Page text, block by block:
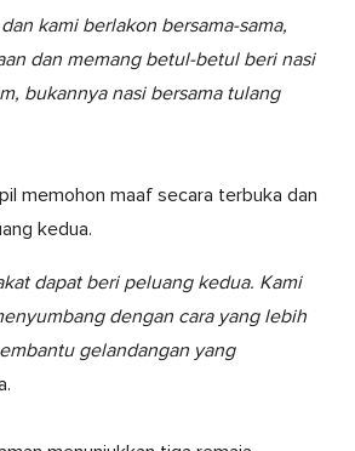
kami berlakon bersama-sama,
dan memang betul-betul beri nasi
bukannya nasi bersama tulang
memohon maaf secara terbuka dan
kedua.
dapat beri peluang kedua. Kami
dengan cara yang lebih
gelandangan yang